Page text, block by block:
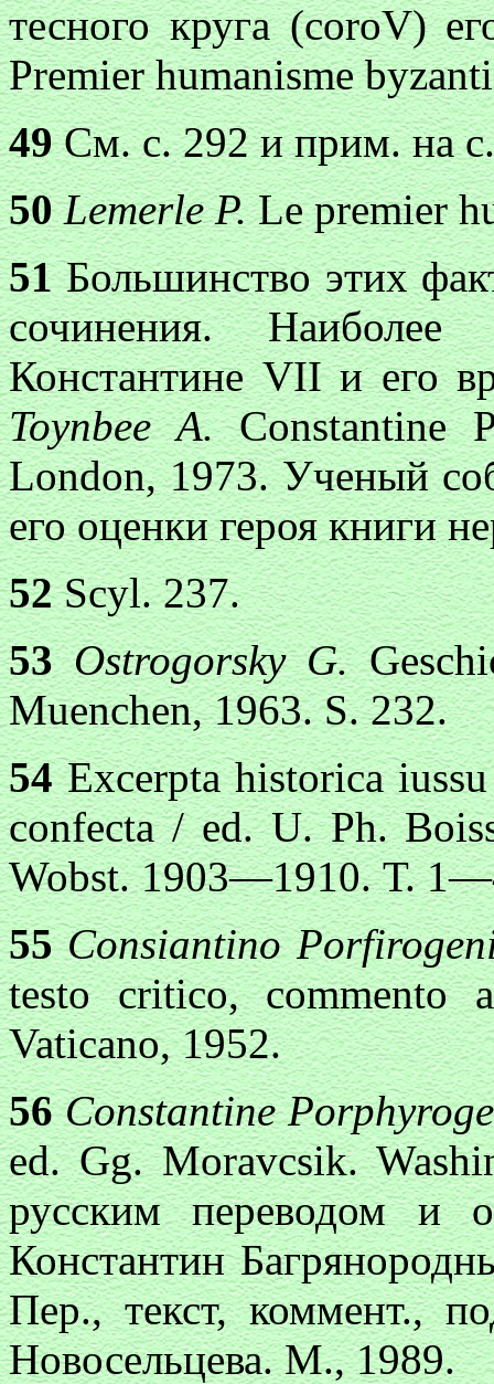
тесного круга (coroV)
Premier humanisme
49См. с. 292 и прим. на
50 Lemerle P.Le premier
51Большинство этих
сочинения. Наиболее
Константине VII и его
Toynbee A.Constantine
London, 1973. Ученый
его оценки героя книги
52Scyl. 237.
53 Ostrogorsky G.
Muenchen, 1963. S. 232.
54Excerpta historica
confecta / ed. U. Ph.
Wobst. 1903—1910. Т.
55 Consiantino
testo critico,
Vaticano, 1952.
56 Constantine
ed. Gg. Moravcsik.
русским переводом и
Константин
Пер., текст, коммент.,
Новосельцева. М., 1989.